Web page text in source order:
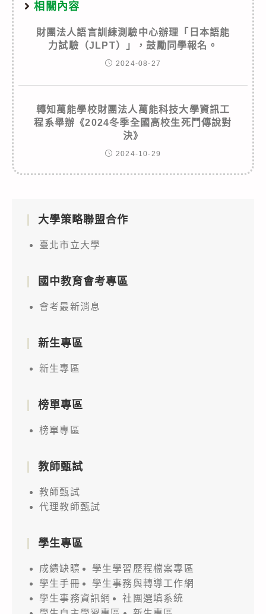
相關內容
財團法人語言訓練測驗中心辦理「日本語能
力試驗（JLPT）」，鼓勵同學報名。
2024-08-27
轉知萬能學校財團法人萬能科技大學資訊工
程系舉辦《2024冬季全國高校生死鬥傳說對
決》
2024-10-29
大學策略聯盟合作
臺北市立大學
國中教育會考專區
會考最新消息
新生專區
新生專區
榜單專區
榜單專區
教師甄試
教師甄試
代理教師甄試
學生專區
成績缺曠
學生學習歷程檔案專區
學生手冊
學生事務與轉導工作網
學生事務資訊網
社團選填系統